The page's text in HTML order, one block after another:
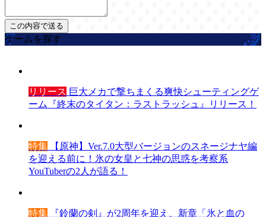
ゲームを探す
リリース 巨大メカで撃ちまくる爽快シューティングゲ
ーム『終末のタイタン：ラストラッシュ』リリース！
特集 【原神】Ver.7.0大型バージョンのスネージナヤ編
を迎える前に！氷の女皇と七神の思惑を考察系
YouTuberの2人が語る！
特集 『鈴蘭の剣』が2周年を迎え、新章「氷と血の